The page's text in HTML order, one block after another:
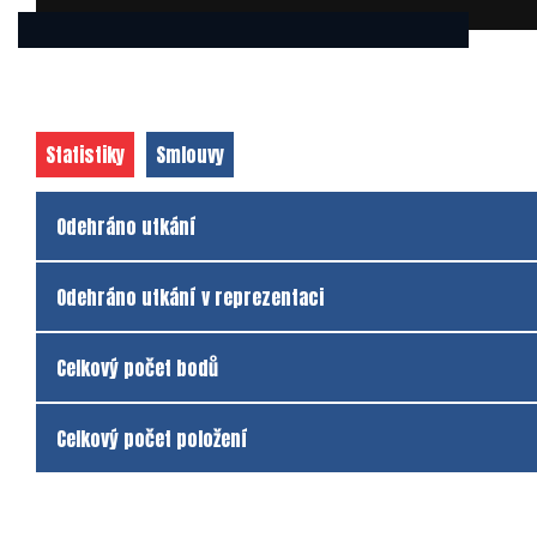
Statistiky Smlouvy
Odehráno utkání
Odehráno utkání v reprezentaci
Celkový počet bodů
Celkový počet položení